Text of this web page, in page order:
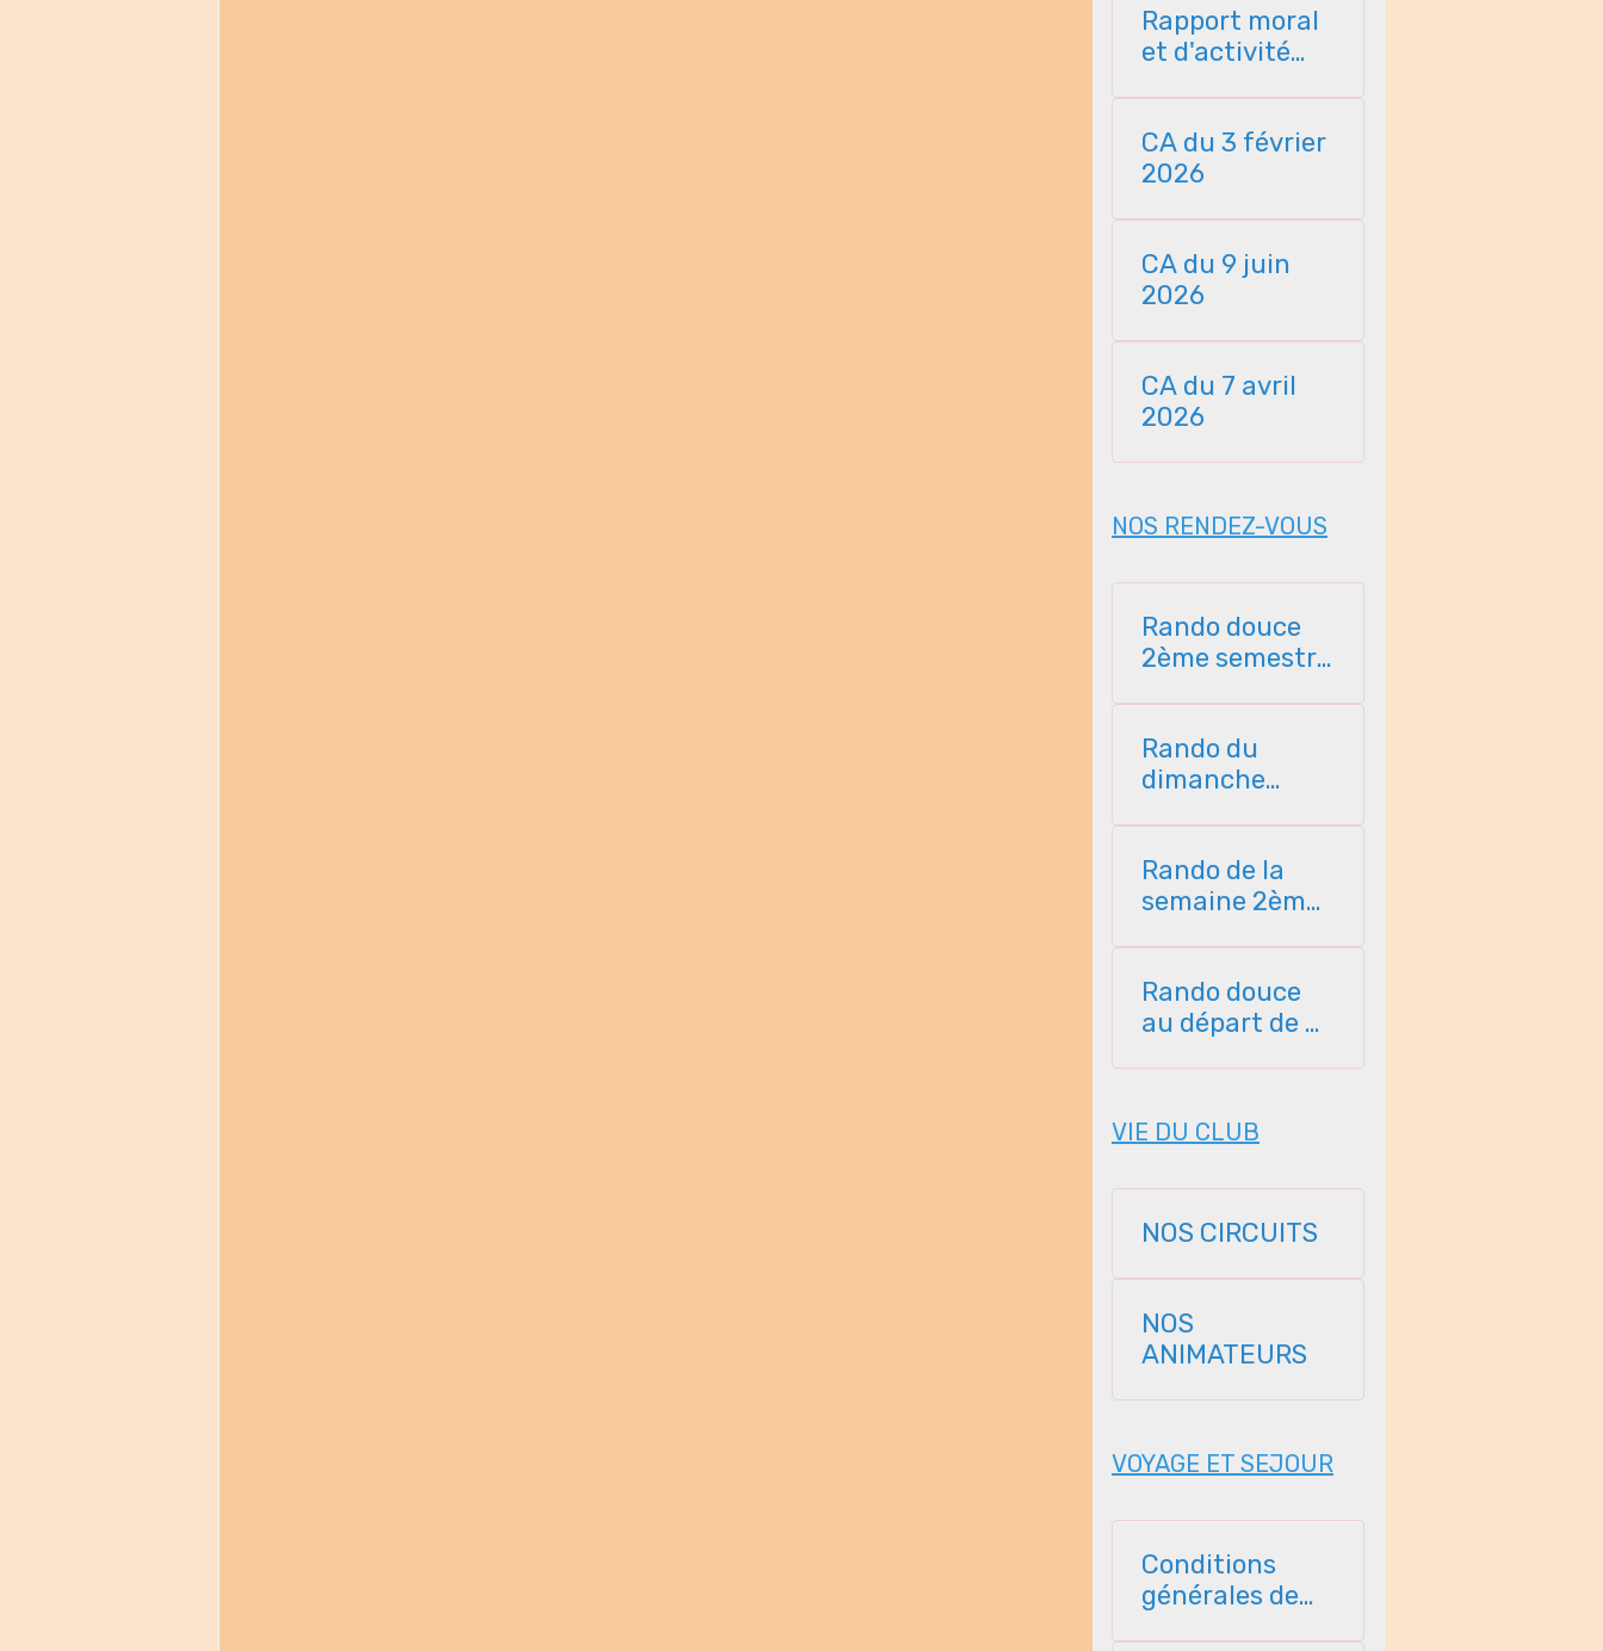
Rapport moral
et d'activité
CA du 3 février
2026
CA du 9 juin
2026
CA du 7 avril
2026
NOS RENDEZ-VOUS
Rando douce
2ème semestre
Rando du
dimanche
Rando de la
semaine 2ème
Rando douce
au départ de St
VIE DU CLUB
NOS CIRCUITS
NOS
ANIMATEURS
VOYAGE ET SEJOUR
Conditions
générales de